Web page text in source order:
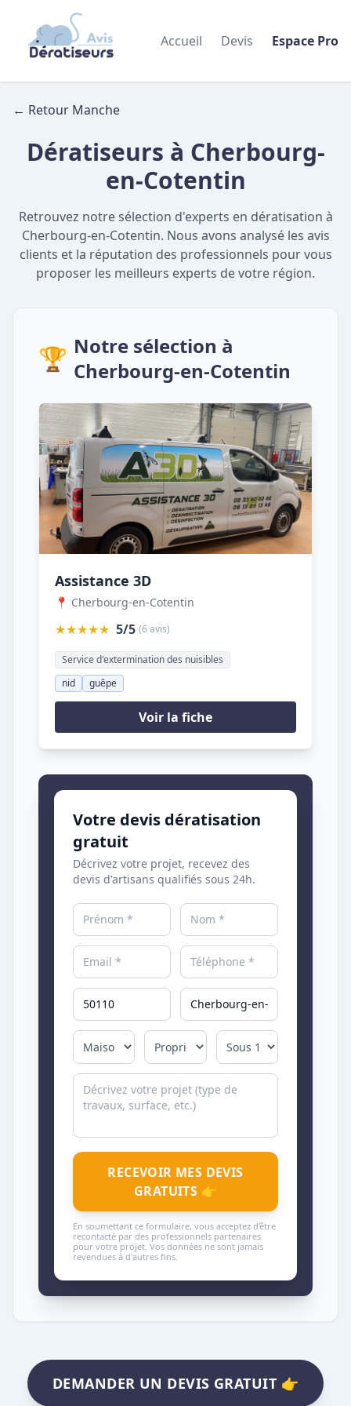
Accueil Devis Espace Pro
← Retour Manche
Dératiseurs à Cherbourg-
en-Cotentin
Retrouvez notre sélection d'experts en dératisation à
Cherbourg-en-Cotentin. Nous avons analysé les avis
clients et la réputation des professionnels pour vous
proposer les meilleurs experts de votre région.
🏆 Notre sélection à
Cherbourg-en-Cotentin
Assistance 3D
📍 Cherbourg-en-Cotentin
★★★★★ 5/5 (6 avis)
Service d'extermination des nuisibles
nid
guêpe
Voir la fiche
Votre devis dératisation
gratuit
Décrivez votre projet, recevez des
devis d'artisans qualifiés sous 24h.
RECEVOIR MES DEVIS
GRATUITS 👉
En soumettant ce formulaire, vous acceptez d'être
recontacté par des professionnels partenaires
pour votre projet. Vos données ne sont jamais
revendues à d'autres fins.
DEMANDER UN DEVIS GRATUIT 👉